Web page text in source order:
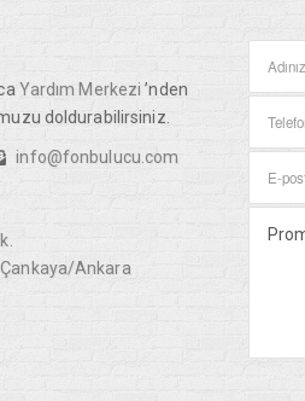
Yardım Merkezi ’nden
doldurabilirsiniz.
info@fonbulucu.com
Ankara